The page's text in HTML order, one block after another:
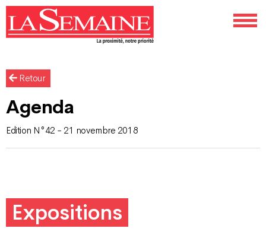
Retour
Agenda
Edition N°42 - 21 novembre 2018
Expositions